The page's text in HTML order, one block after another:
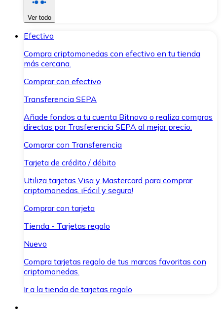
Ver todo
Efectivo
Compra criptomonedas con efectivo en tu tienda
más cercana.
Comprar con efectivo
Transferencia SEPA
Añade fondos a tu cuenta Bitnovo o realiza compras
directas por Trasferencia SEPA al mejor precio.
Comprar con Transferencia
Tarjeta de crédito / débito
Utiliza tarjetas Visa y Mastercard para comprar
criptomonedas. ¡Fácil y seguro!
Comprar con tarjeta
Tienda - Tarjetas regalo
Nuevo
Compra tarjetas regalo de tus marcas favoritas con
criptomonedas.
Ir a la tienda de tarjetas regalo